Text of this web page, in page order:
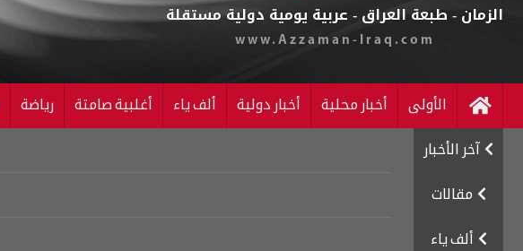
الزمان - طبعة العراق - عربية يومية دولية مستقلة
www.Azzaman-Iraq.com
الأولى أخبار محلية أخبار دولية ألف ياء أغلبية صامتة رياضة
آخر الأخبار
مقالات
ألف ياء